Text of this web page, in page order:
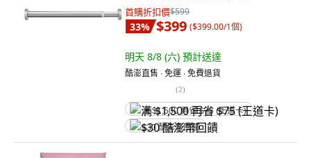
首購折扣價$599
33% $399 ($399.00/1個)
明天 8/8 (六) 預計送達
酷澎直售 ∙ 免運 ∙ 免費退貨
(2)
满 $1,500 再省 $75 (王道卡)
$30 酷澎幣回饋